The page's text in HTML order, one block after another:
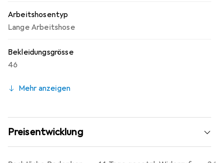
Arbeitshosentyp
Lange Arbeitshose
Bekleidungsgrösse
46
Mehr anzeigen
Preisentwicklung